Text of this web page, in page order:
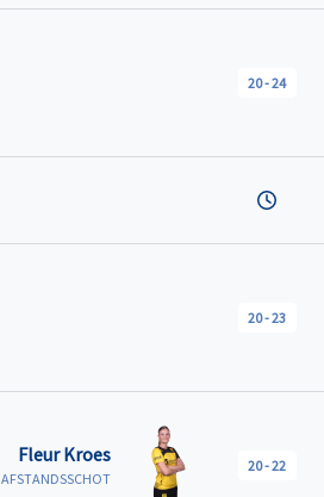
20-24
20-23
Fleur Kroes
AFSTANDSSCHOT
20-22